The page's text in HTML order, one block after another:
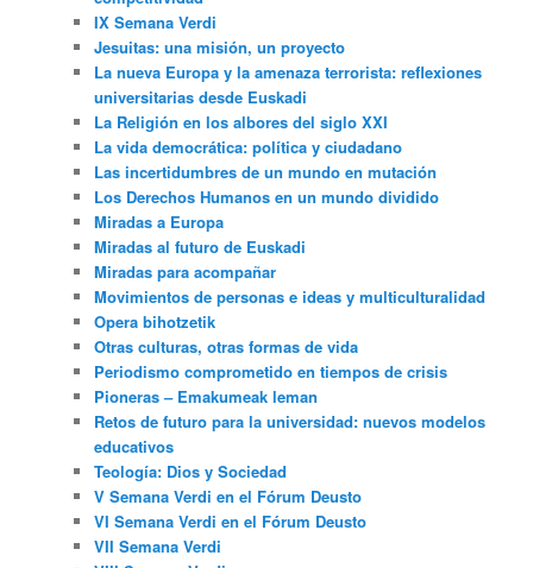
IX Semana Verdi
Jesuitas: una misión, un proyecto
La nueva Europa y la amenaza terrorista: reflexiones
universitarias desde Euskadi
La Religión en los albores del siglo XXI
La vida democrática: política y ciudadano
Las incertidumbres de un mundo en mutación
Los Derechos Humanos en un mundo dividido
Miradas a Europa
Miradas al futuro de Euskadi
Miradas para acompañar
Movimientos de personas e ideas y multiculturalidad
Opera bihotzetik
Otras culturas, otras formas de vida
Periodismo comprometido en tiempos de crisis
Pioneras – Emakumeak leman
Retos de futuro para la universidad: nuevos modelos
educativos
Teología: Dios y Sociedad
V Semana Verdi en el Fórum Deusto
VI Semana Verdi en el Fórum Deusto
VII Semana Verdi